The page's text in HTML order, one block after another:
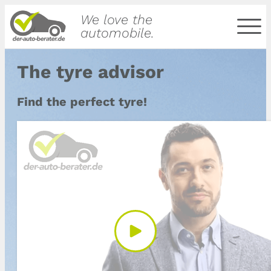
We love the
automobile.
The tyre advisor
Find the perfect tyre!